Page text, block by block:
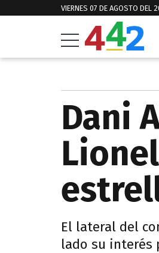
VIERNES 07 DE AGOSTO DEL
Dani
El lateral del
lado su interés